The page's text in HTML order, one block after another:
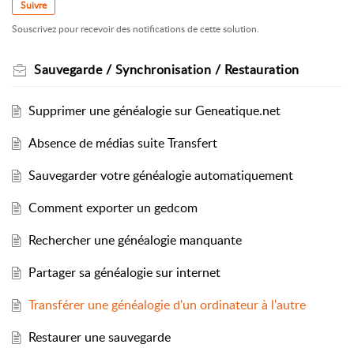
Suivre
Souscrivez pour recevoir des notifications de cette solution.
Sauvegarde / Synchronisation / Restauration
Supprimer une généalogie sur Geneatique.net
Absence de médias suite Transfert
Sauvegarder votre généalogie automatiquement
Comment exporter un gedcom
Rechercher une généalogie manquante
Partager sa généalogie sur internet
Transférer une généalogie d'un ordinateur à l'autre
Restaurer une sauvegarde